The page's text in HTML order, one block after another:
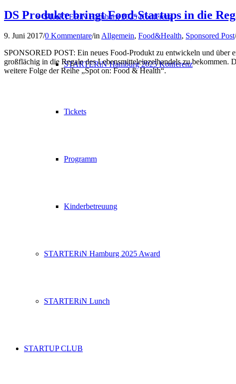
STARTERiN Hamburg 2025 Konferenz
STARTERiN Hamburg 2025 Konferenz
Tickets
Programm
Kinderbetreuung
STARTERiN Hamburg 2025 Award
STARTERiN Lunch
STARTUP CLUB
DS Produkte bringt Food-Startups in die
9. Juni 2017/0 Kommentare/inAllgemein, Food&Health, Sponsored Post/
SPONSORED POST: Ein neues Food-Produkt zu entwickeln und über
großflächig in die Regale des Lebensmitteleinzelhandels zu bekommen.
weitere Folge der Reihe „Spot on: Food & Health“.